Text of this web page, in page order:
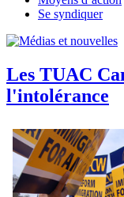
Se syndiquer
Les TUAC
l'intolérance